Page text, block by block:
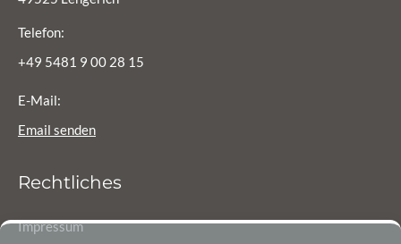
Telefon:
+49 5481 9 00 28 15
E-Mail:
Email senden
Rechtliches
Impressum